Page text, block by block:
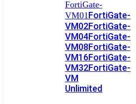
FortiGate-
VM01FortiGate-
VM02FortiGate-
VM04FortiGate-
VM08FortiGate-
VM16FortiGate-
VM32FortiGate-
VM
Unlimited